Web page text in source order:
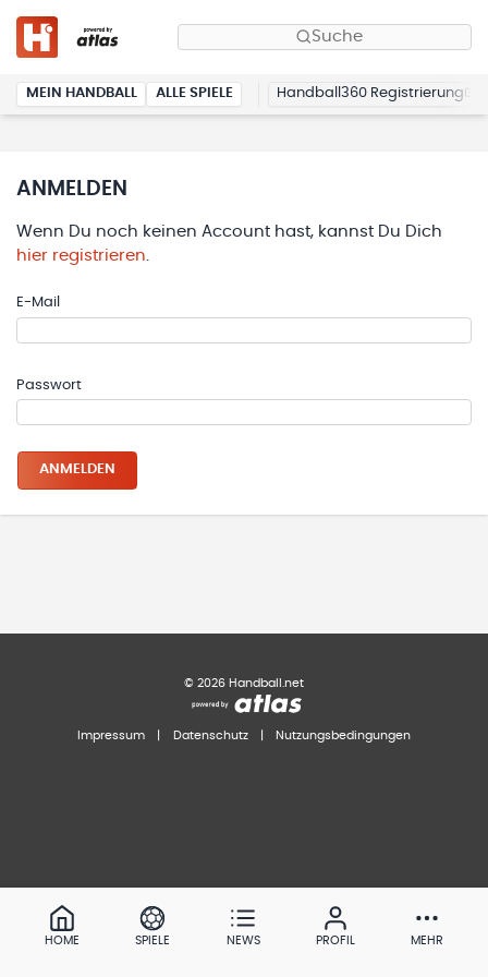
Suche
MEIN HANDBALL ALLE SPIELE Handball360 Registrierung
ANMELDEN
Wenn Du noch keinen Account hast, kannst Du Dich
hier registrieren.
E-Mail
Passwort
ANMELDEN
© 2026 Handball.net
Impressum Datenschutz Nutzungsbedingungen
HOME SPIELE NEWS PROFIL MEHR